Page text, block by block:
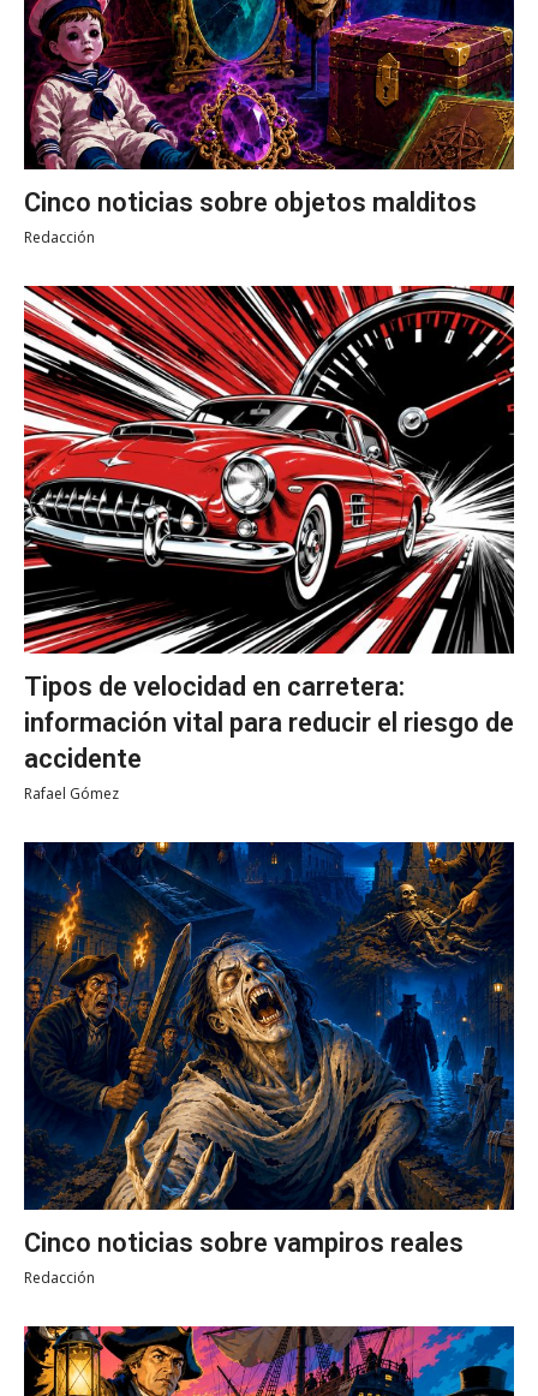
Cinco noticias sobre objetos malditos
Redacción
Tipos de velocidad en carretera:
información vital para reducir el riesgo de
accidente
Rafael Gómez
Cinco noticias sobre vampiros reales
Redacción